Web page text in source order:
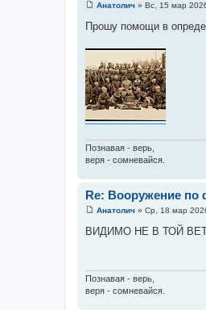
о
щ
н
и
е
Анатолич » Вс, 15 мар
Прошу помощи в
Познавая - верь,
веря - сомневайся.
Re: Вооружение по
о
о
н
е
Анатолич » Ср, 18 мар
ВИДИМО НЕ В ТОЙ
Познавая - верь,
веря - сомневайся.